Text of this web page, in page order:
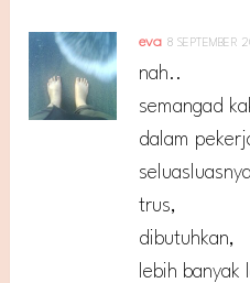
eva 8 SEPTEMBER
nah..
semangad
dalam
seluasluasnya
trus,
dibutuhkan,
lebih banyak